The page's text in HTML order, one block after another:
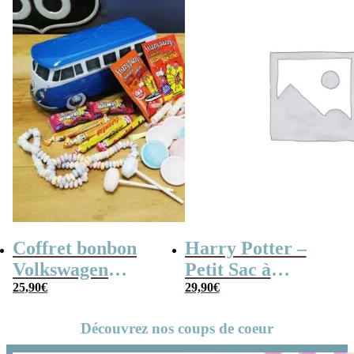
Coffret bonbon
Volkswagen
Combi en métal
rétros 80
25,90€
Harry Potter –
Petit Sac à
Bandoulière
(14 cm)
29,90€
Découvrez nos coups de coeur